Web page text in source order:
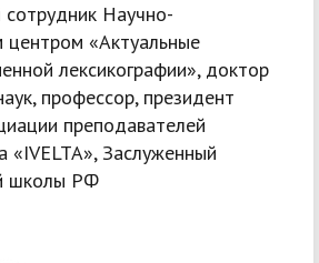
Научно-
центром «Актуальные
лексикографии», доктор
профессор, президент
преподавателей
«IVELTA», Заслуженный
школы РФ